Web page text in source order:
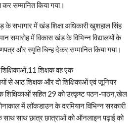
सम्मानित किया गया।
के सभागार में खंड शिक्षा अधिकारी खुशहाल सिंह
समारोह में विकास खंड के विभिन्न विद्यालयों के
और स्मृति चिन्ह देकर सम्मानित किया गया।
शिक्षिकाओं,11 शिक्षक वह एक
से आठ शिक्षक और दो शिक्षिकाओं एवं जूनियर
शिक्षिकाओं सहित 29 को उत्कृष्ट पठन-पाठन,खेल
में लॉकडाउन के दरमियान विभिन्न सरकारी
साथ साथ छात्र छात्राओं को ऑनलाइन पढ़ाई को